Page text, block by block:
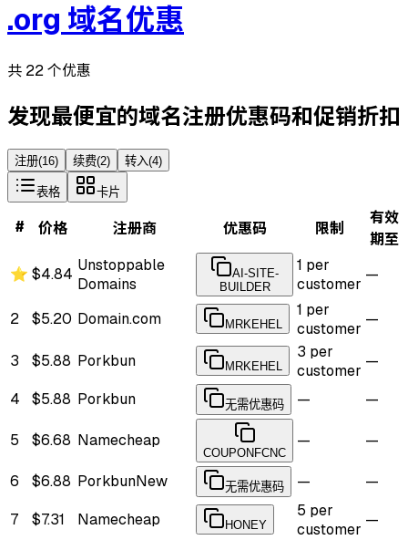
.org 域名优惠
共 22 个优惠
发现最便宜的域名注册优惠码和促销折扣
注册(16) 续费(2) 转入(4)
表格 卡片
# 价格 注册商 优惠码 限制
有效
期至
⭐ $4.84 Unstoppable
Domains
AI-SITE-
BUILDER
1 per
customer
—
2 $5.20 Domain.com MRKEHEL
1 per
customer
—
3 $5.88 Porkbun MRKEHEL
3 per
customer
—
4
$5.88 Porkbun 无需优惠码 — —
5 $6.68 Namecheap
COUPONFCNC
— —
6 $6.88 PorkbunNew 无需优惠码 —
—
7
$7.31 Namecheap HONEY
5 per
customer
—